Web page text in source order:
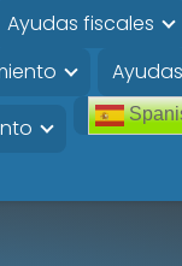
Ayudas fiscales